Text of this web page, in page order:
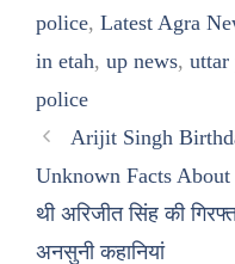
police, Latest Agra
in etah, up news, uttar
police
Arijit Singh
Unknown Facts
थी अरिजीत सिंह की
अनसुनी कहानियां